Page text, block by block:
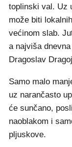
toplinski val. Uz
može biti
većinom slab.
a najviša
Dragoslav
Samo malo
uz narančasto
će sunčano,
naoblakom i
pljuskove.